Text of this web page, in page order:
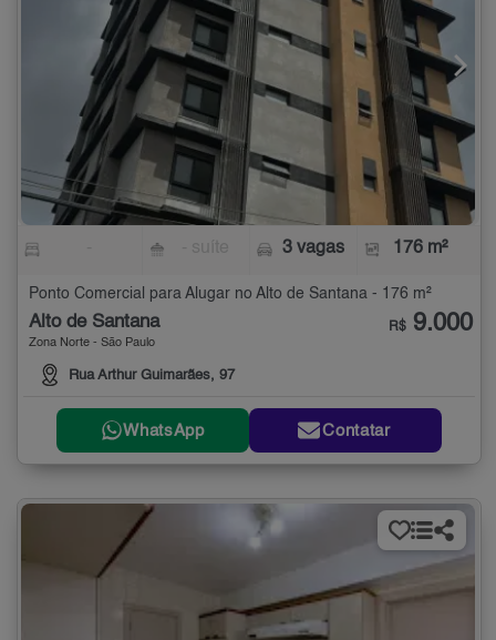
3 vagas 176 m²
Ponto Comercial para Alugar no Alto de Santana - 176 m²
Alto de Santana
Zona Norte - São Paulo
Rua Arthur Guimarães, 97
R$ 9.000
WhatsApp Contatar